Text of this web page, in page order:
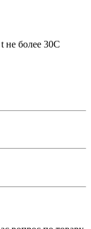
не более 30С